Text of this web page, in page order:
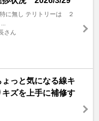
に無し テリトリーは ２
さん
っと気になる線キ
キズを上手に補修す